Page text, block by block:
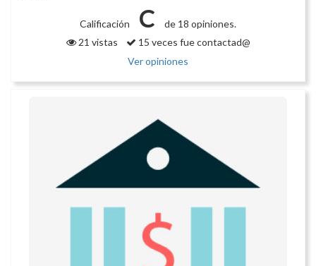
Calificación C
de 18 opiniones.
21 vistas
15 veces fue contactad@
Ver opiniones